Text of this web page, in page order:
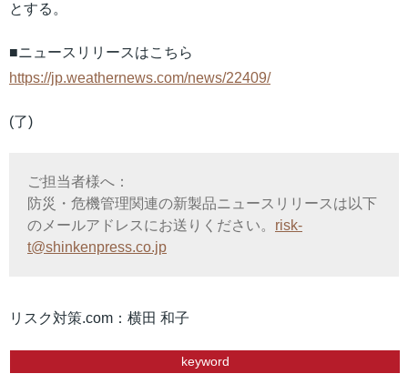
とする。
■ニュースリリースはこちら
https://jp.weathernews.com/news/22409/
(了)
ご担当者様へ：
防災・危機管理関連の新製品ニュースリリースは以下
のメールアドレスにお送りください。 risk-
t@shinkenpress.co.jp
リスク対策.com：横田 和子
keyword